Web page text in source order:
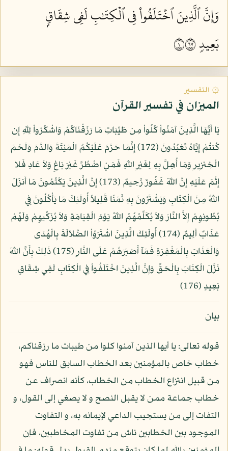
وَإِنَّ ٱلَّذِينَ ٱخۡتَلَفُواْ فِي ٱلۡكِتَٰبِ لَفِي شِقَاقِۭ
بَعِيدٖ ١٧٦
۞ التفسير
الميزان في تفسير القرآن
يَا أَيُّهَا الَّذِينَ آمَنُواْ كُلُواْ مِن طَيِّبَاتِ مَا رَزَقْنَاكُمْ وَاشْكُرُواْ لِلّهِ إِن
كُنتُمْ إِيَّاهُ تَعْبُدُونَ (172) إِنَّمَا حَرَّمَ عَلَيْكُمُ الْمَيْتَةَ وَالدَّمَ وَلَحْمَ
الْخِنزِيرِ وَمَا أُهِلَّ بِهِ لِغَيْرِ اللّهِ فَمَنِ اضْطُرَّ غَيْرَ بَاغٍ وَلاَ عَادٍ فَلا
إِثْمَ عَلَيْهِ إِنَّ اللّهَ غَفُورٌ رَّحِيمٌ (173) إِنَّ الَّذِينَ يَكْتُمُونَ مَا أَنزَلَ
اللّهُ مِنَ الْكِتَابِ وَيَشْتَرُونَ بِهِ ثَمَنًا قَلِيلاً أُولَئِكَ مَا يَأْكُلُونَ فِي
بُطُونِهِمْ إِلاَّ النَّارَ وَلاَ يُكَلِّمُهُمُ اللّهُ يَوْمَ الْقِيَامَةِ وَلاَ يُزَكِّيهِمْ وَلَهُمْ
عَذَابٌ أَلِيمٌ (174) أُولَئِكَ الَّذِينَ اشْتَرَوُاْ الضَّلاَلَةَ بِالْهُدَى
وَالْعَذَابَ بِالْمَغْفِرَةِ فَمَآ أَصْبَرَهُمْ عَلَى النَّارِ (175) ذَلِكَ بِأَنَّ اللّهَ
نَزَّلَ الْكِتَابَ بِالْحَقِّ وَإِنَّ الَّذِينَ اخْتَلَفُواْ فِي الْكِتَابِ لَفِي شِقَاقٍ
بَعِيدٍ (176)
بيان
قوله تعالى: يا أيها الذين آمنوا كلوا من طيبات ما رزقناكم،
خطاب خاص بالمؤمنين بعد الخطاب السابق للناس فهو
من قبيل انتزاع الخطاب من الخطاب، كأنه انصراف عن
خطاب جماعة ممن لا يقبل النصح و لا يصغي إلى القول، و
التفات إلى من يستجيب الداعي لإيمانه به، و التفاوت
الموجود بين الخطابين ناش من تفاوت المخاطبين، فإن